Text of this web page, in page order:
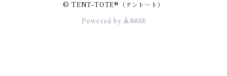
© TENT-TOTE®（テント―ト）
Powered by